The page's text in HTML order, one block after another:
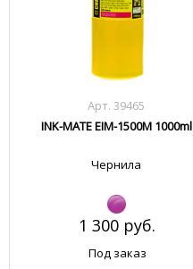
Арт. 39465
INK-MATE EIM-1500M 1000ml
Чернила
1 300 руб.
Под заказ